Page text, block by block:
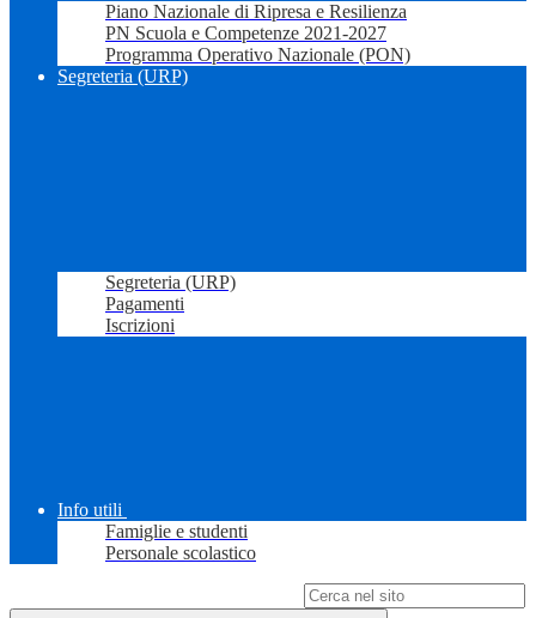
Piano Nazionale di Ripresa e Resilienza
PN Scuola e Competenze 2021-2027
Programma Operativo Nazionale (PON)
Segreteria (URP)
Segreteria (URP)
Pagamenti
Iscrizioni
Info utili
Famiglie e studenti
Personale scolastico